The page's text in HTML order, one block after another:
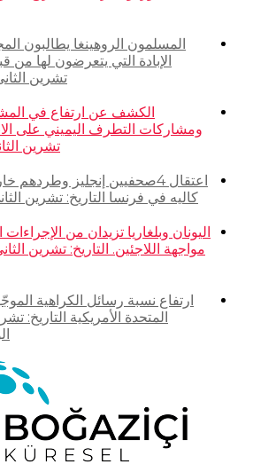
المسلمون الروهينغا يطالبون
الإبادة التي يتعرضون لها من
تشرين الثاني 2016 – الدولة:
الكشف عن ارتفاع في
ومشاركات التطرف اليميني على
تشرين الثاني 2016 – الدولة:
اعتقال 4صحفيين إنجليز
كاليه في فرنسا التاريخ: تشرين الثاني 2016 – الدولة:
اليونان وبلغاريا تزيدان من
ارتفاع نسبة رسائل الكراهية